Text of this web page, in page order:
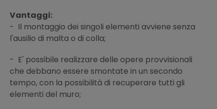
Vantaggi:
- Il montaggio dei singoli elementi avviene senza
l'ausilio di malta o di colla;
- E' possibile realizzare delle opere provvisionali
che debbano essere smontate in un secondo
tempo, con la possibilità di recuperare tutti gli
elementi del muro;